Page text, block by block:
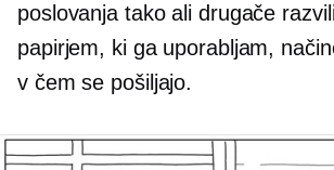
poslovanja tako ali drugače
papirjem, ki ga uporabljam,
v čem se pošiljajo.